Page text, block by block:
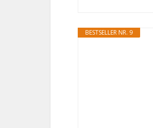
BESTSELLER NR. 9